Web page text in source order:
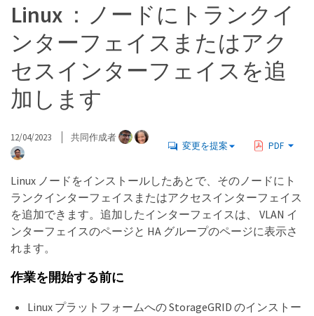
Linux ：ノードにトランクイ
ンターフェイスまたはアク
セスインターフェイスを追
加します
12/04/2023 共同作成者
変更を提案 PDF
Linux ノードをインストールしたあとで、そのノードにト
ランクインターフェイスまたはアクセスインターフェイス
を追加できます。追加したインターフェイスは、 VLAN イ
ンターフェイスのページと HA グループのページに表示さ
れます。
作業を開始する前に
Linux プラットフォームへの StorageGRID のインストー